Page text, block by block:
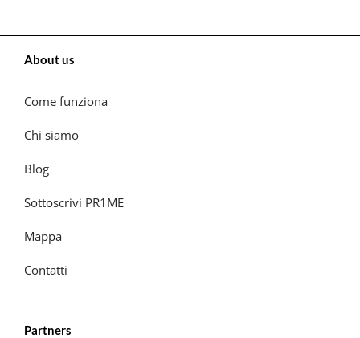
About us
Come funziona
Chi siamo
Blog
Sottoscrivi PR1ME
Mappa
Contatti
Partners